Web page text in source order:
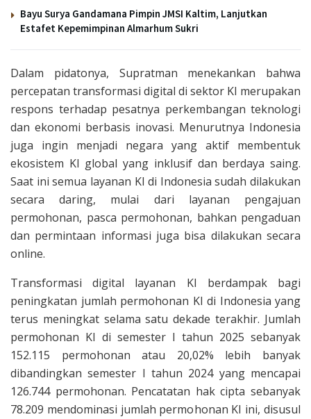
Bayu Surya Gandamana Pimpin JMSI Kaltim, Lanjutkan
Estafet Kepemimpinan Almarhum Sukri
Dalam pidatonya, Supratman menekankan bahwa
percepatan transformasi digital di sektor KI merupakan
respons terhadap pesatnya perkembangan teknologi
dan ekonomi berbasis inovasi. Menurutnya Indonesia
juga ingin menjadi negara yang aktif membentuk
ekosistem KI global yang inklusif dan berdaya saing.
Saat ini semua layanan KI di Indonesia sudah dilakukan
secara daring, mulai dari layanan pengajuan
permohonan, pasca permohonan, bahkan pengaduan
dan permintaan informasi juga bisa dilakukan secara
online.
Transformasi digital layanan KI berdampak bagi
peningkatan jumlah permohonan KI di Indonesia yang
terus meningkat selama satu dekade terakhir. Jumlah
permohonan KI di semester I tahun 2025 sebanyak
152.115 permohonan atau 20,02% lebih banyak
dibandingkan semester I tahun 2024 yang mencapai
126.744 permohonan. Pencatatan hak cipta sebanyak
78.209 mendominasi jumlah permohonan KI ini, disusul